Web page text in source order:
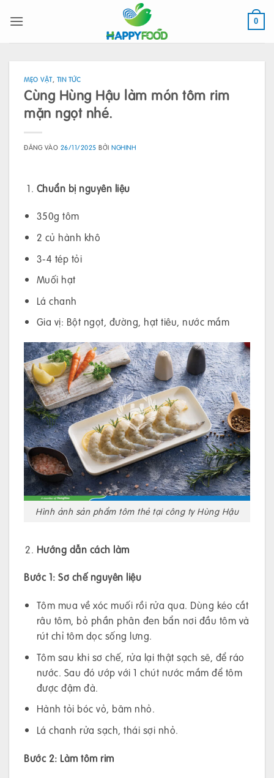
qua
0
MẸO VẶT, TIN TỨC
Cùng Hùng Hậu làm món tôm rim
mặn ngọt nhé.
ĐĂNG VÀO 26/11/2025 BỞINGHINH
Chuẩn bị nguyên liệu
350g tôm
2 củ hành khô
3-4 tép tỏi
Muối hạt
Lá chanh
Gia vị: Bột ngọt, đường, hạt tiêu, nước mắm
Hình ảnh sản phẩm tôm thẻ tại công ty Hùng Hậu
Hướng dẫn cách làm
Bước 1: Sơ chế nguyên liệu
Tôm mua về xóc muối rồi rửa qua. Dùng kéo cắt
râu tôm, bỏ phần phân đen bẩn nơi đầu tôm và
rút chỉ tôm dọc sống lưng.
Tôm sau khi sơ chế, rửa lại thật sạch sẽ, để ráo
nước. Sau đó ướp với 1 chút nước mắm để tôm
được đậm đà.
Hành tỏi bóc vỏ, băm nhỏ.
Lá chanh rửa sạch, thái sợi nhỏ.
Bước 2: Làm tôm rim